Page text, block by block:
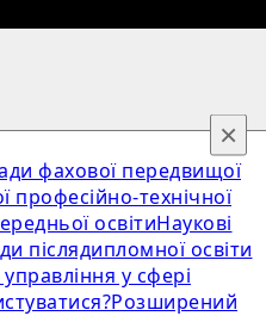
фахової передвищої
професійно-технічної
освітиНаукові
післядипломної освіти
у сфері
Розширений
×